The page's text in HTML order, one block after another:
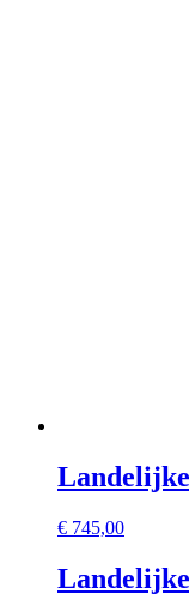
€ 745,00